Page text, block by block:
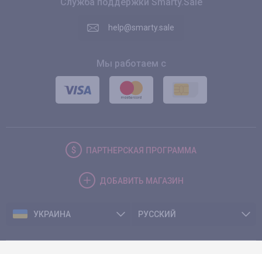
help@smarty.sale
Мы работаем с
ПАРТНЕРСКАЯ ПРОГРАММА
ДОБАВИТЬ МАГАЗИН
УКРАИНА РУССКИЙ